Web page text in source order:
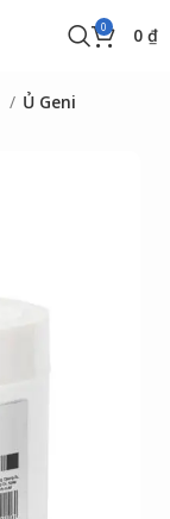
0 0 ₫
Ủ Geni